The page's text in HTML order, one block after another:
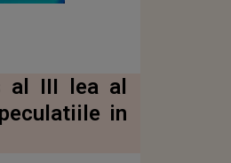
al III lea al
in